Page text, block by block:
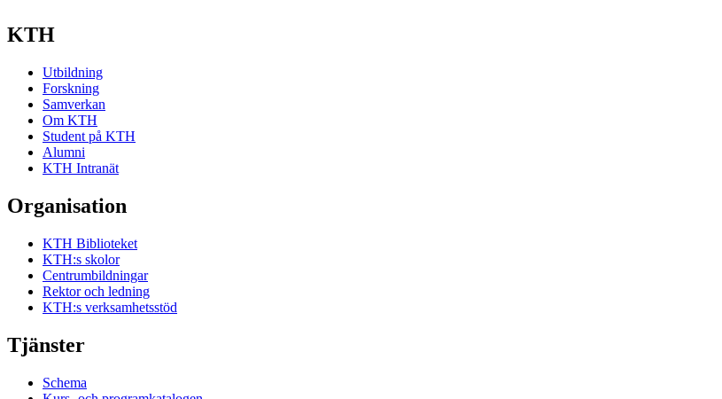
KTH
Utbildning
Forskning
Samverkan
Om KTH
Student på KTH
Alumni
KTH Intranät
Organisation
KTH Biblioteket
KTH:s skolor
Centrumbildningar
Rektor och ledning
KTH:s verksamhetsstöd
Tjänster
Schema